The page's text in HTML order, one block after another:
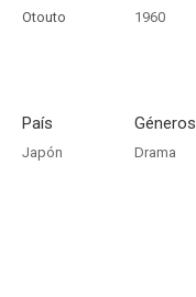
Otouto 1960
País
Japón
Géneros
Drama